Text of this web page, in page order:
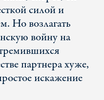
силой и
Но возлагать
войну на
партнера хуже,
искажение